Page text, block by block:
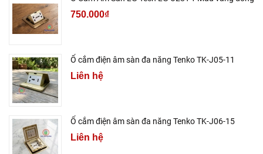
750.000₫
Ổ cắm điện âm sàn đa năng Tenko TK-J05-11
Liên hệ
Ổ cắm điện âm sàn đa năng Tenko TK-J06-15
Liên hệ